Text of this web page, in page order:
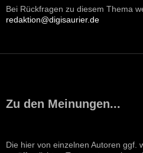
Bei Rückfragen zu diesem Thema
redaktion@digisaurier.de
Zu den Meinungen...
Die hier von einzelnen Autoren ggf.